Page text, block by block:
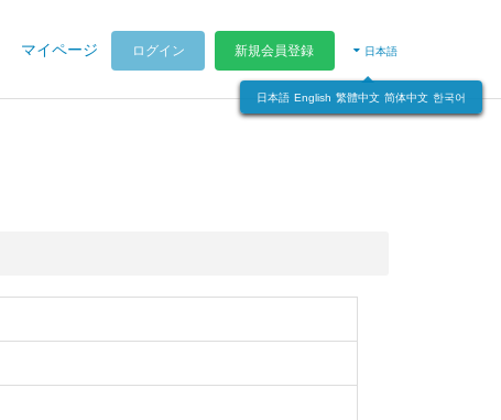
マイページ ログイン 新規会員登録 日本語
日本語 English 繁體中文 简体中文 한국어